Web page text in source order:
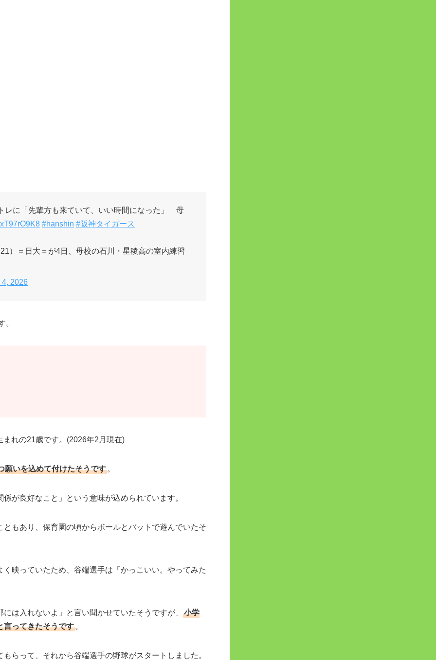
レに「先輩方も来ていて、いい時間になった」 母
#hanshin #阪神タイガース
）＝日大＝が4日、母校の石川・星稜高の室内練習
4, 2026
。
れの21歳です。(2026年2月現在)
願いを込めて付けたそうです 。
が良好なこと」という意味が込められています。
もあり、保育園の頃からボールとバットで遊んでいたそ
映っていたため、谷端選手は「かっこいい。やってみた
は入れないよ」と言い聞かせていたそうですが、
小学
言ってきたそうです 。
らって、それから谷端選手の野球がスタートしました。